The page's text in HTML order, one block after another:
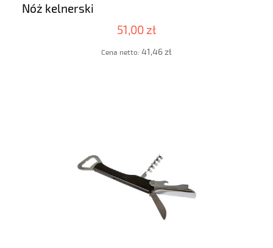
Nóż kelnerski
51,00 zł
Cena netto: 41,46 zł